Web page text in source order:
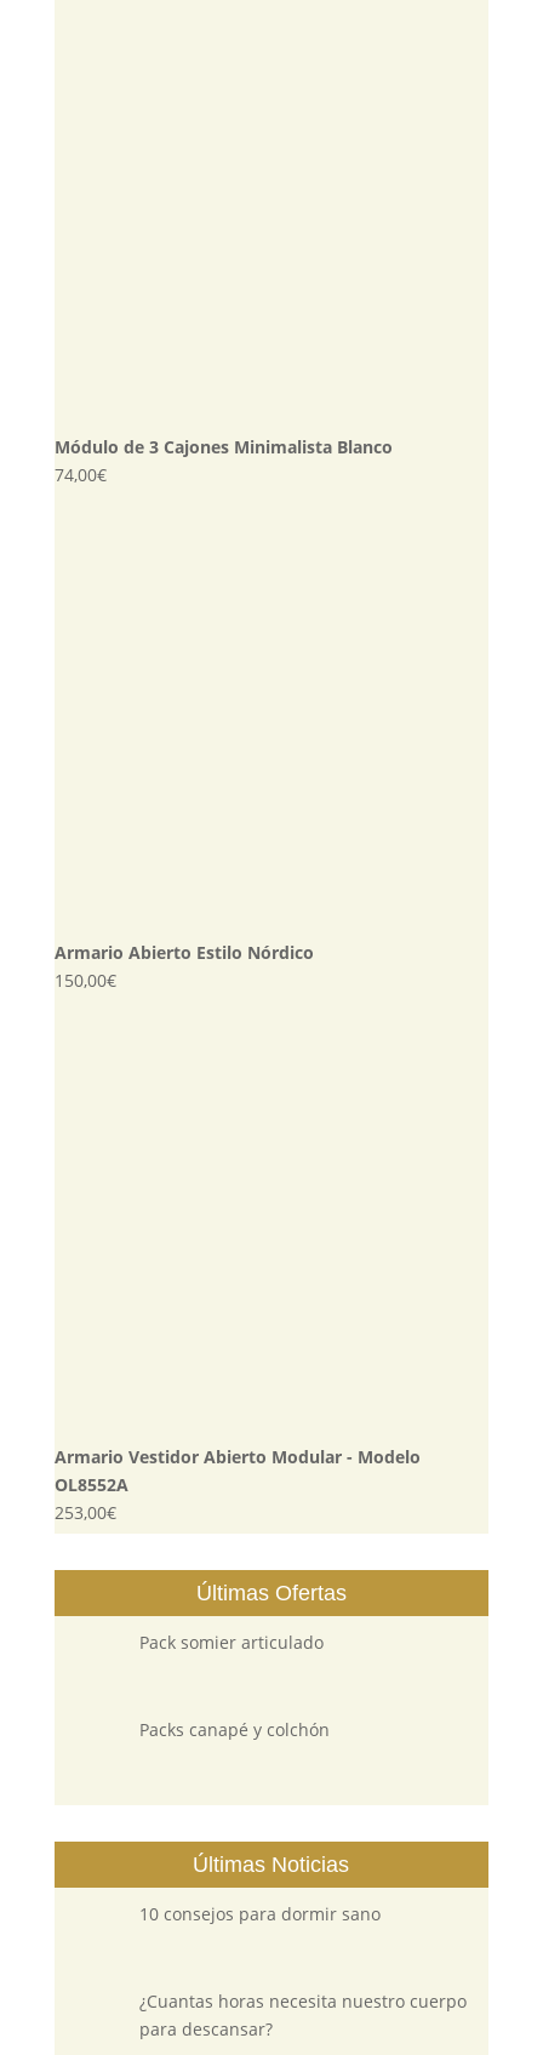
Módulo de 3 Cajones Minimalista Blanco
74,00€
Armario Abierto Estilo Nórdico
150,00€
Armario Vestidor Abierto Modular - Modelo
OL8552A
253,00€
Últimas Ofertas
Pack somier articulado
Packs canapé y colchón
Últimas Noticias
10 consejos para dormir sano
¿Cuantas horas necesita nuestro cuerpo
para descansar?